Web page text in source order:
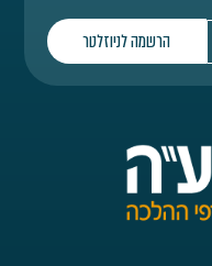
הרשמה לניוזלטר